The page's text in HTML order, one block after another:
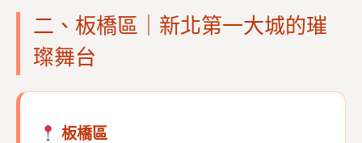
二、板橋區｜新北第一大城的璀
璨舞台
板橋區